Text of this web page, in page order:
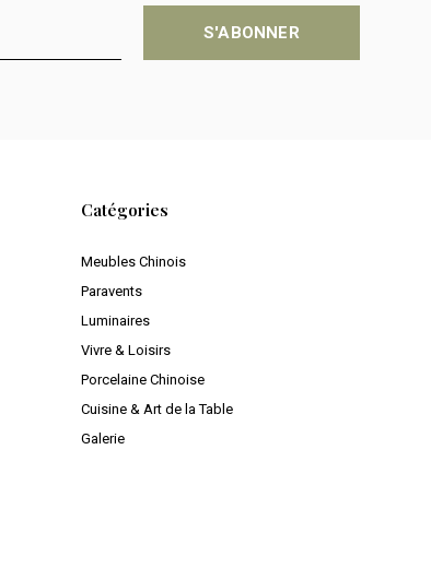
S'ABONNER
Catégories
Meubles Chinois
Paravents
Luminaires
Vivre & Loisirs
Porcelaine Chinoise
Cuisine & Art de la Table
Galerie